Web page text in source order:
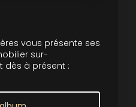
vous présente ses
sur-
dès à présent :